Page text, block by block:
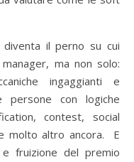
il perno su cui
ma non solo:
ingaggianti e
persone con logiche
contest, social
molto altro ancora. E
fruizione del premio